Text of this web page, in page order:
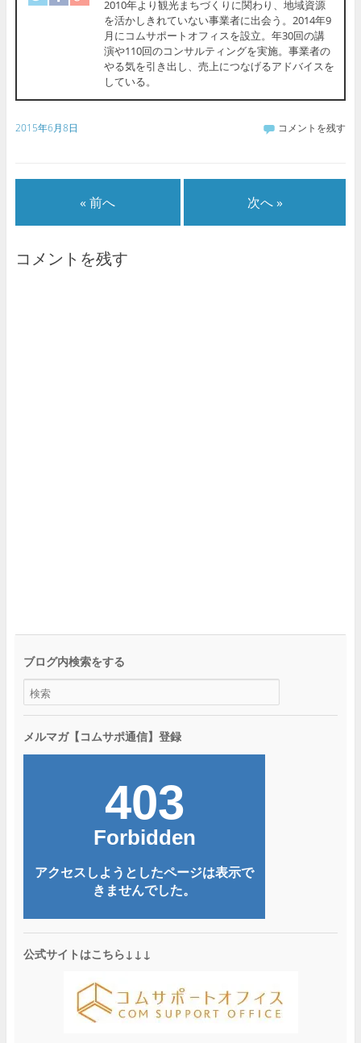
2010年より観光まちづくりに関わり、地域資源
を活かしきれていない事業者に出会う。2014年9
月にコムサポートオフィスを設立。年30回の講
演や110回のコンサルティングを実施。事業者の
やる気を引き出し、売上につなげるアドバイスを
している。
2015年6月8日 コメントを残す
« 前へ 次へ »
コメントを残す
ブログ内検索をする
メルマガ【コムサポ通信】登録
公式サイトはこちら↓↓↓